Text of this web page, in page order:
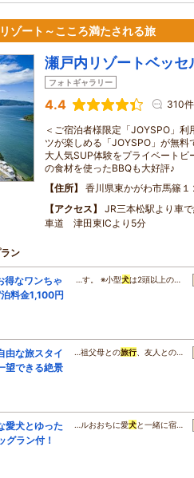
ゾート～こころ満たされる旅
瀬戸内リゾートベッセ
フォトギャラリー
4.4 310件
＜ご宿泊者様限定「JOYSPO」
ツが楽しめる「JOYSPO」が無料
大人気SUP体験をプライベートビ
の食材を使ったBBQも大好評♪
住所
香川県東かがわ市馬篠１
アクセス
JR三本松駅より車
車道 津田東ICより5分
ン
得なワンちゃ
料金1,100円
…す。 ※小型犬は2頭以上の…
由な旅スタイ
望できる絶景
…祖父母との旅行、友人との…
愛犬とゆった
ラン付！
…ルおおちに愛犬と一緒に宿…